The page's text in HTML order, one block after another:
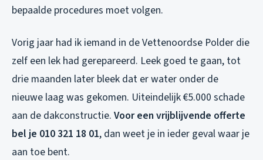
bepaalde procedures moet volgen.
Vorig jaar had ik iemand in de Vettenoordse Polder die
zelf een lek had gerepareerd. Leek goed te gaan, tot
drie maanden later bleek dat er water onder de
nieuwe laag was gekomen. Uiteindelijk €5.000 schade
aan de dakconstructie. Voor een vrijblijvende offerte
bel je 010 321 18 01, dan weet je in ieder geval waar je
aan toe bent.